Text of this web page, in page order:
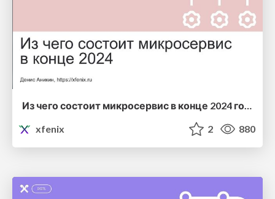
Из чего состоит микросервис в конце 2024 года
xfenix
2 880